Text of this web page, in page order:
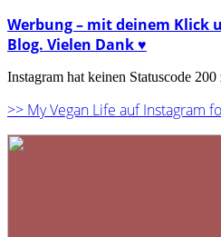
Werbung – mit deinem Klick
Blog. Vielen Dank ♥
Instagram hat keinen Statuscode 200
>> My Vegan Life auf Instagram